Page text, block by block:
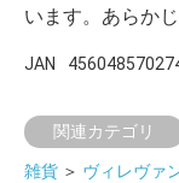
います。あらか
JAN
関連カテゴリ
雑貨 ＞ ヴィレヴァ